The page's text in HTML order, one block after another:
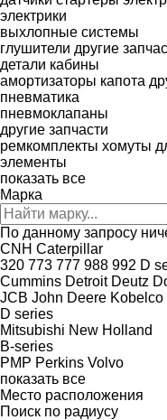
электрики
выхлопные системы
глушители другие
детали кабины
амортизаторы капота
пневматика
пневмоклапаны
другие запчасти
ремкомплекты хомуты
элементы
показать все
Марка
По данному запросу
CNH Caterpillar
320 773 777 988 992 D
Cummins Detroit Deutz
JCB John Deere Kobelco
D series
Mitsubishi New Holland
B-series
PMP Perkins Volvo
показать все
Место расположения
Поиск по радиусу